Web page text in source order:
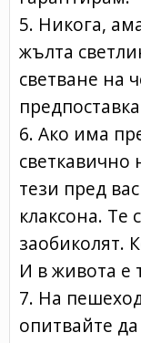
5. Никога,
жълта
светване на
6. Ако има
светкавично
тези пред
клаксона.
заобиколят.
И в живота е
7. На
опитвайте